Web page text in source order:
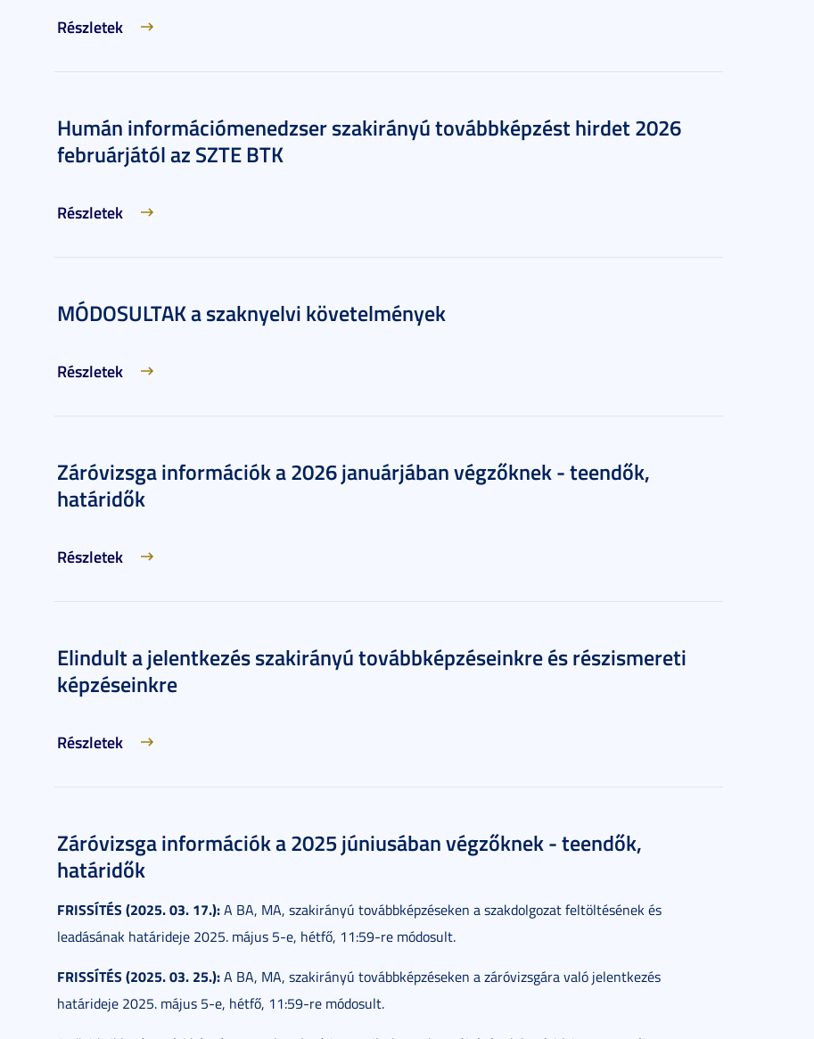
Részletek
Humán információmenedzser szakirányú továbbképzést hirdet 2026
februárjától az SZTE BTK
Részletek
MÓDOSULTAK a szaknyelvi követelmények
Részletek
Záróvizsga információk a 2026 januárjában végzőknek - teendők,
határidők
Részletek
Elindult a jelentkezés szakirányú továbbképzéseinkre és részismereti
képzéseinkre
Részletek
Záróvizsga információk a 2025 júniusában végzőknek - teendők,
határidők
FRISSÍTÉS (2025. 03. 17.):A BA, MA, szakirányú továbbképzéseken a szakdolgozat feltöltésének és
leadásának határideje 2025. május 5-e, hétfő, 11:59-re módosult.
FRISSÍTÉS (2025. 03. 25.):A BA, MA, szakirányú továbbképzéseken a záróvizsgára való jelentkezés
határideje 2025. május 5-e, hétfő, 11:59-re módosult.